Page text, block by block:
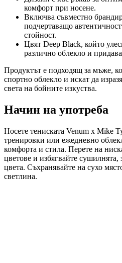
комфорт при носене.
Включва съвместно
подчертаващо
стойност.
Цвят Deep Black, който
различно облекло и
Продуктът е подходящ за мъже,
спортно облекло и искат да
света на бойните изкуства.
Начин на употреба
Носете тениската Venum x Mike
тренировки или ежедневно
комфорта и стила. Перете на
цветове и избягвайте сушилнята,
цвета. Съхранявайте на сухо
светлина.